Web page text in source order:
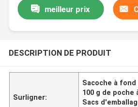
meilleur prix
DESCRIPTION DE PRODUIT
Surligner:
Sacoche à
100 g de poche
Sacs